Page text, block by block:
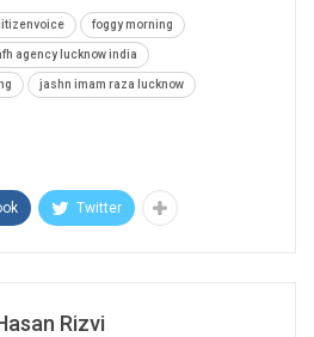
foggy morning
agency lucknow india
jashn imam raza lucknow
Twitter
Rizvi